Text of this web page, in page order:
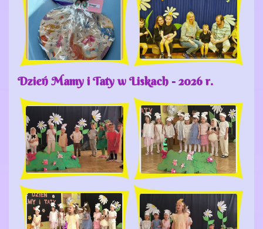
Dzień Mamy i Taty w Liskach - 2026 r.